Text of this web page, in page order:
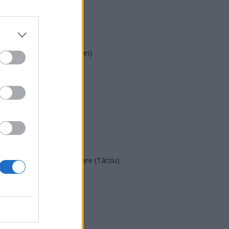
PMP (Tomac)
Forța Dreptei (L. Orban)
SENS
POT (Gavrilă)
Acțiunea Conservatoare (Târziu)
PDF (Lazarus)
PNCR (Terheș)